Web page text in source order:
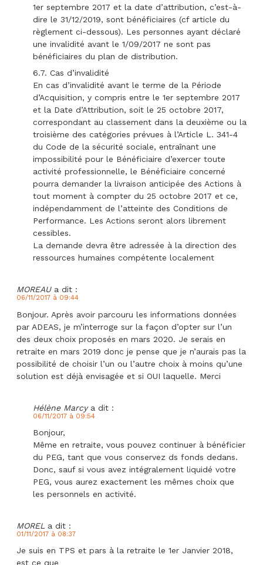
1er septembre 2017 et la date d’attribution, c’est-à-
dire le 31/12/2019, sont bénéficiaires (cf article du
règlement ci-dessous). Les personnes ayant déclaré
une invalidité avant le 1/09/2017 ne sont pas
bénéficiaires du plan de distribution.
6.7. Cas d’invalidité
En cas d’invalidité avant le terme de la Période
d’Acquisition, y compris entre le 1er septembre 2017
et la Date d’Attribution, soit le 25 octobre 2017,
correspondant au classement dans la deuxième ou la
troisième des catégories prévues à l’Article L. 341-4
du Code de la sécurité sociale, entraînant une
impossibilité pour le Bénéficiaire d’exercer toute
activité professionnelle, le Bénéficiaire concerné
pourra demander la livraison anticipée des Actions à
tout moment à compter du 25 octobre 2017 et ce,
indépendamment de l’atteinte des Conditions de
Performance. Les Actions seront alors librement
cessibles.
La demande devra être adressée à la direction des
ressources humaines compétente localement
MOREAU a dit :
06/11/2017 à 09:44
Bonjour. Après avoir parcouru les informations données
par ADEAS, je m’interroge sur la façon d’opter sur l’un
des deux choix proposés en mars 2020. Je serais en
retraite en mars 2019 donc je pense que je n’aurais pas la
possibilité de choisir l’un ou l’autre choix à moins qu’une
solution est déjà envisagée et si OUI laquelle. Merci
Hélène Marcy a dit :
06/11/2017 à 09:54
Bonjour,
Même en retraite, vous pouvez continuer à bénéficier
du PEG, tant que vous conservez ds fonds dedans.
Donc, sauf si vous avez intégralement liquidé votre
PEG, vous aurez exactement les mêmes choix que
les personnels en activité.
MOREL a dit :
01/11/2017 à 08:37
Je suis en TPS et pars à la retraite le 1er Janvier 2018,
est ce que